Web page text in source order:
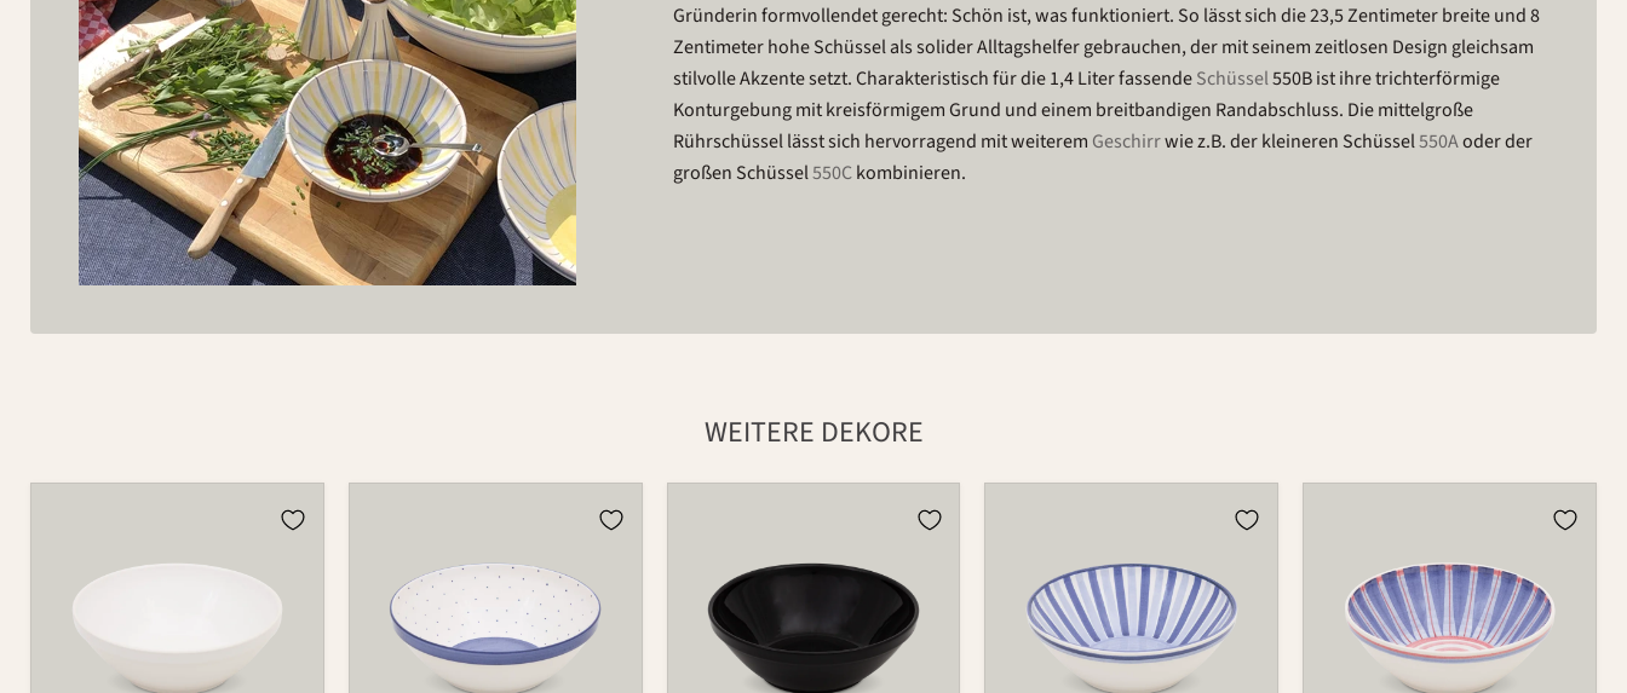
Gründerin formvollendet gerecht: Schön ist, was funktioniert. So lässt sich die 23,5 Zentimeter breite und 8
Zentimeter hohe Schüssel als solider Alltagshelfer gebrauchen, der mit seinem zeitlosen Design gleichsam
stilvolle Akzente setzt. Charakteristisch für die 1,4 Liter fassendeSchüssel550B ist ihre trichterförmige
Konturgebung mit kreisförmigem Grund und einem breitbandigen Randabschluss. Die mittelgroße
Rührschüssel lässt sich hervorragend mit weiterem Geschirrwie z.B. der kleineren Schüssel550Aoder der
großen Schüssel550Ckombinieren.
WEITERE DEKORE